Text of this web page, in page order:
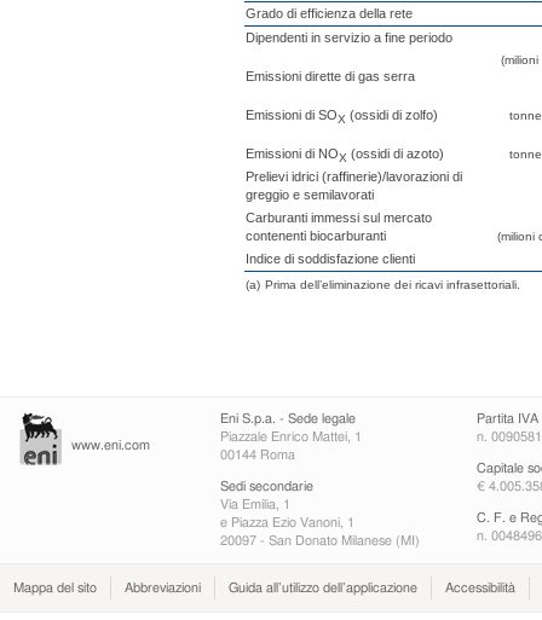
(a) Prima dell’eliminazione dei ricavi infrasettoriali.
Grado di efficienza della rete
Dipendenti in servizio a fine periodo
Emissioni dirette di gas serra
Emissioni di SOX (ossidi di zolfo)
Emissioni di NOX (ossidi di azoto)
Prelievi idrici (raffinerie)/lavorazioni di
greggio e semilavorati
Carburanti immessi sul mercato
contenenti biocarburanti
(milioni
Indice di soddisfazione clienti
www.eni.com
Eni S.p.a. - Sede legale
Piazzale Enrico Mattei, 1
00144 Roma
Sedi secondarie
Via Emilia, 1
e Piazza Ezio Vanoni, 1
20097 - San Donato Milanese (MI)
Partita IVA
n.
Capitale
€
C. F. e
n.
Mappa del sito Abbreviazioni Guida all’utilizzo dell’applicazione Accessibilità